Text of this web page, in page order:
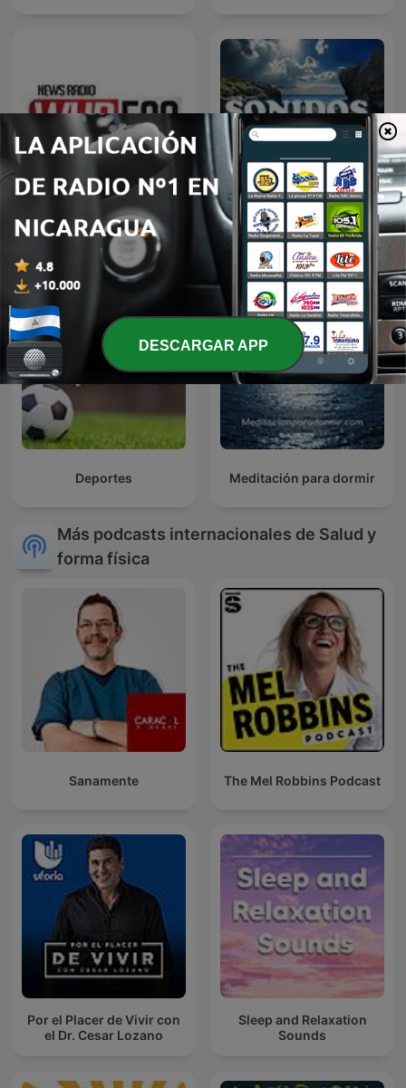
Medical Matters Sonidos del Mar
Deportes Meditación para dormir
Más podcasts internacionales de Salud y
forma física
Sanamente The Mel Robbins Podcast
Por el Placer de Vivir con
el Dr. Cesar Lozano
Sleep and Relaxation
Sounds
DESCARGAR APP